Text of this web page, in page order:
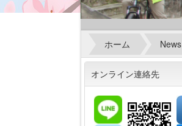
ホーム News
オンライン連絡先